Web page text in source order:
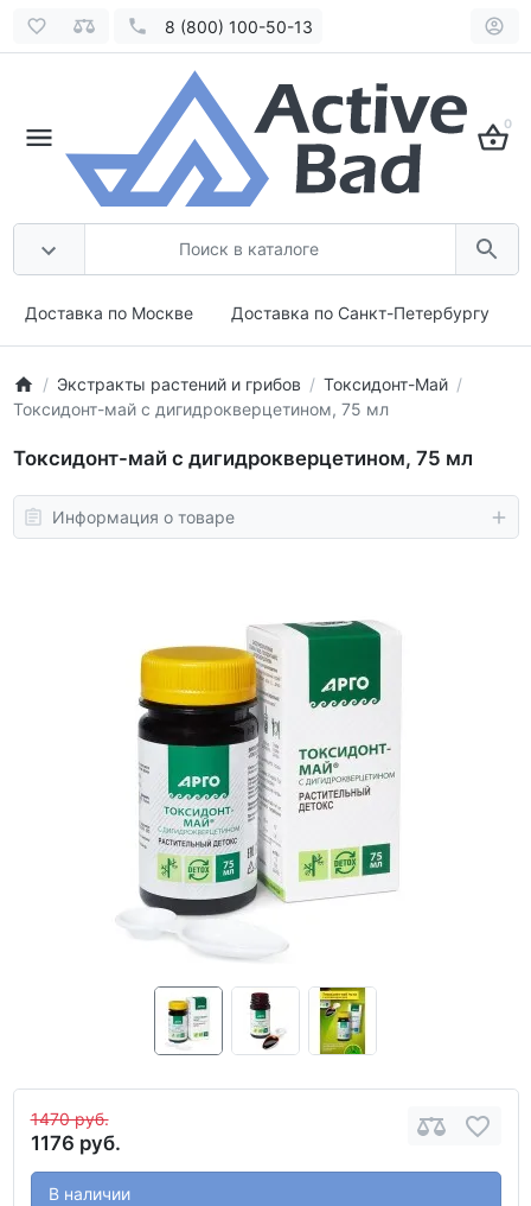
8 (800) 100-50-13
0
Доставка по Москве Доставка по Санкт-Петербургу
Экстракты растений и грибов
Токсидонт-Май
Токсидонт-май с дигидрокверцетином, 75 мл
Токсидонт-май с дигидрокверцетином, 75 мл
Информация о товаре
1470 руб.
1176 руб.
В наличии